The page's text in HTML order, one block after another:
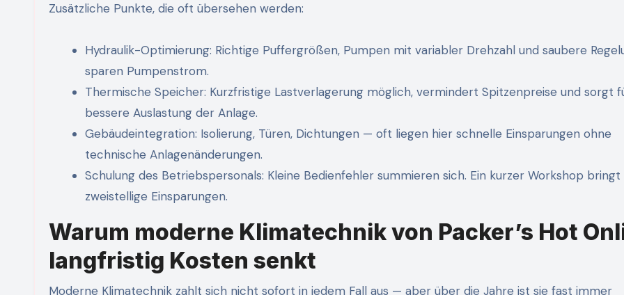
Zusätzliche Punkte, die oft übersehen werden:
Hydraulik-Optimierung: Richtige Puffergrößen, Pumpen mit variabler Drehzahl und saubere
sparen Pumpenstrom.
Thermische Speicher: Kurzfristige Lastverlagerung möglich, vermindert Spitzenpreise und sorgt
bessere Auslastung der Anlage.
Gebäudeintegration: Isolierung, Türen, Dichtungen — oft liegen hier schnelle Einsparungen ohne
technische Anlagenänderungen.
Schulung des Betriebspersonals: Kleine Bedienfehler summieren sich. Ein kurzer Workshop
zweistellige Einsparungen.
Warum moderne Klimatechnik von Packer’s Hot
langfristig Kosten senkt
Moderne Klimatechnik zahlt sich nicht sofort in jedem Fall aus — aber über die Jahre ist sie fast immer